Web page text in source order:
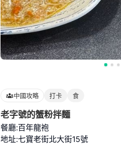
中國攻略 打卡 食
老字號的蟹粉拌麵
餐廳:百年龍袍
地址:七寶老街北大街15號